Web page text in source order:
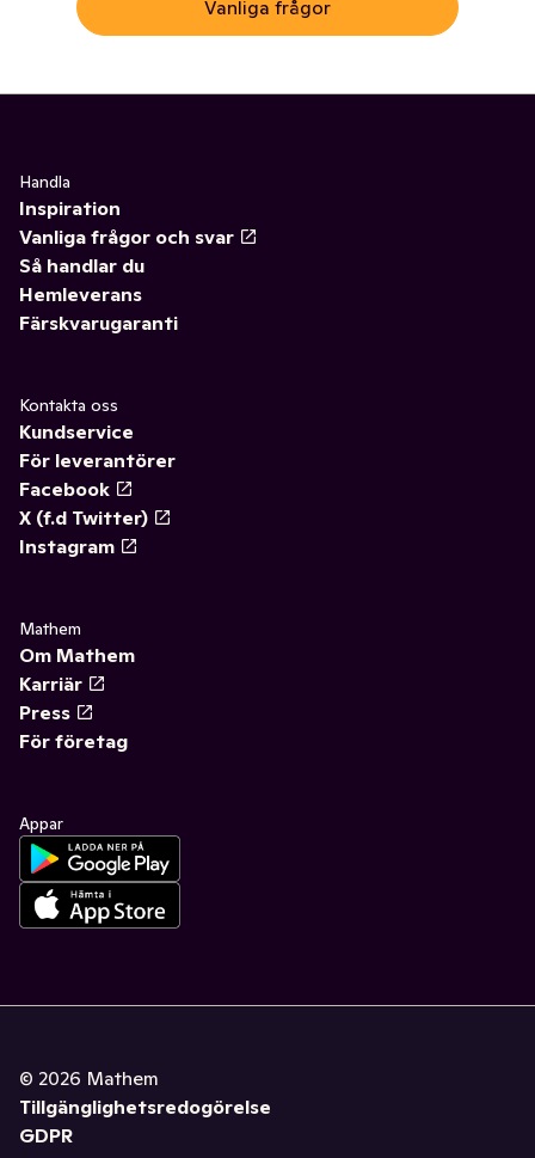
Vanliga frågor
Handla
Inspiration
Vanliga frågor och svar
Så handlar du
Hemleverans
Färskvarugaranti
Kontakta oss
Kundservice
För leverantörer
Facebook
X (f.d Twitter)
Instagram
Mathem
Om Mathem
Karriär
Press
För företag
Appar
© 2026 Mathem
Tillgänglighetsredogörelse
GDPR